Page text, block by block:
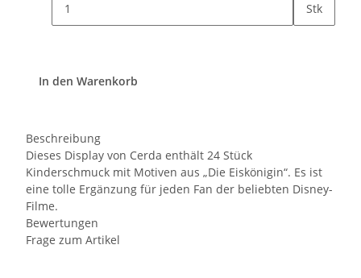
Stk
In den Warenkorb
Beschreibung
Dieses Display von Cerda enthält 24 Stück
Kinderschmuck mit Motiven aus „Die Eiskönigin“. Es ist
eine tolle Ergänzung für jeden Fan der beliebten Disney-
Filme.
Bewertungen
Frage zum Artikel